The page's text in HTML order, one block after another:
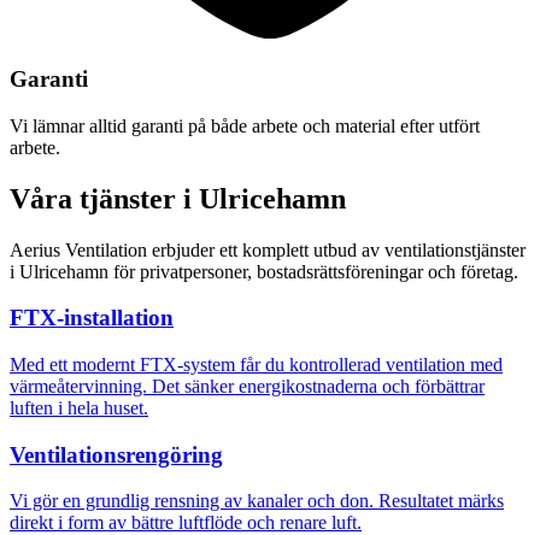
Garanti
Vi lämnar alltid garanti på både arbete och material efter utfört
arbete.
Våra tjänster i Ulricehamn
Aerius Ventilation erbjuder ett komplett utbud av ventilationstjänster
i Ulricehamn för privatpersoner, bostadsrättsföreningar och företag.
FTX-installation
Med ett modernt FTX-system får du kontrollerad ventilation med
värmeåtervinning. Det sänker energikostnaderna och förbättrar
luften i hela huset.
Ventilationsrengöring
Vi gör en grundlig rensning av kanaler och don. Resultatet märks
direkt i form av bättre luftflöde och renare luft.